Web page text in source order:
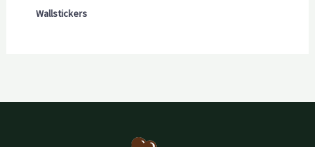
Wallstickers